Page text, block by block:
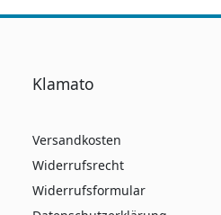
Klamato
Versandkosten
Widerrufsrecht
Widerrufsformular